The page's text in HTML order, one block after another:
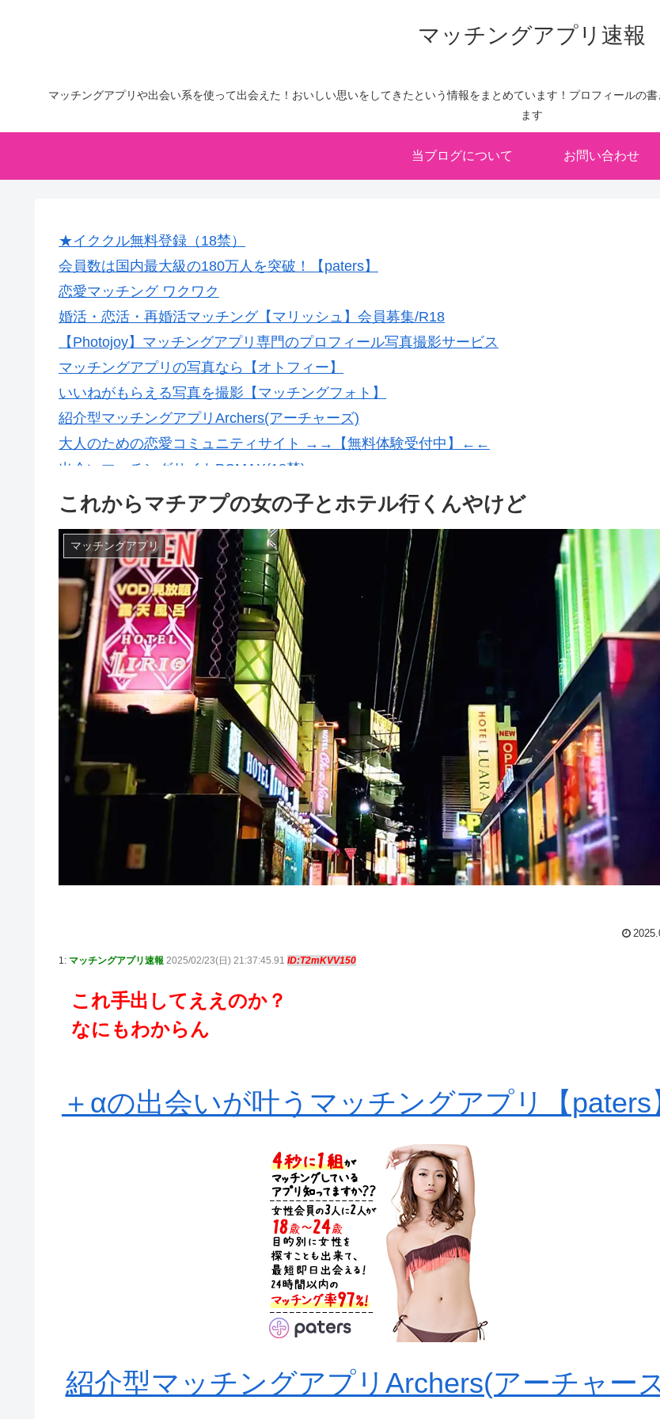
マッチングアプリ速報
マッチングアプリや出会い系を使って出会えた！おいしい思いをしてきたという情報をまとめています！プロフィールの
ます
当ブログについて お問い合わせ
★イククル無料登録（18禁）
会員数は国内最大級の180万人を突破！【paters】
恋愛マッチング ワクワク
婚活・恋活・再婚活マッチング【マリッシュ】会員募集/R18
【Photojoy】マッチングアプリ専門のプロフィール写真撮影サービス
マッチングアプリの写真なら【オトフィー】
いいねがもらえる写真を撮影【マッチングフォト】
紹介型マッチングアプリArchers(アーチャーズ)
大人のための恋愛コミュニティサイト →→【無料体験受付中】←←
出会いマッチングサイトPCMAX(18禁)
これからマチアプの女の子とホテル行くんやけど
マッチングアプリ
1: マッチングアプリ速報 2025/02/23(日) 21:37:45.91 ID:T2mKVV150
これ手出してええのか？
なにもわからん
＋αの出会いが叶うマッチングアプリ【paters
紹介型マッチングアプリArchers(アーチャー